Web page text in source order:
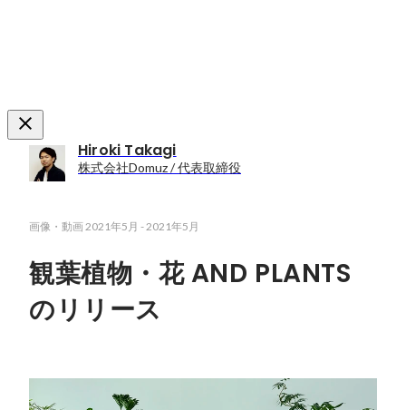
Hiroki Takagi
株式会社Domuz / 代表取締役
画像・動画2021年5月 -2021年5月
観葉植物・花 AND PLANTS
のリリース